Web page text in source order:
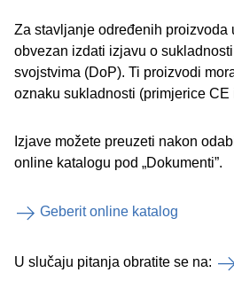
Za stavljanje određenih proizvoda
obvezan izdati izjavu o
svojstvima (DoP). Ti proizvodi
oznaku sukladnosti (primjerice CE
Izjave možete preuzeti nakon
online katalogu pod „Dokumenti”.
Geberit online katalog
U slučaju pitanja obratite se na: